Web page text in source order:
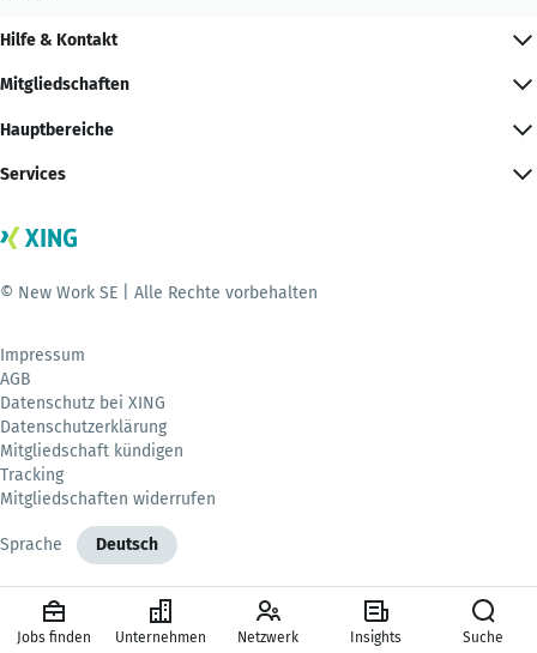
Hilfe & Kontakt
Mitgliedschaften
Hauptbereiche
Services
© New Work SE | Alle Rechte vorbehalten
Impressum
AGB
Datenschutz bei XING
Datenschutzerklärung
Mitgliedschaft kündigen
Tracking
Mitgliedschaften widerrufen
Sprache Deutsch
Jobs finden Unternehmen Netzwerk Insights Suche